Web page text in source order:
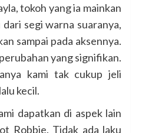
tokoh yang ia mainkan
segi warna suaranya,
sampai pada aksennya.
yang signifikan.
kami tak cukup jeli
kecil.
dapatkan di aspek lain
Robbie. Tidak ada laku